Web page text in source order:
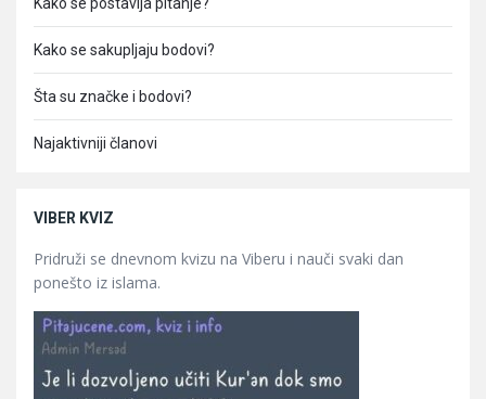
Kako se sakupljaju bodovi?
Šta su značke i bodovi?
Najaktivniji članovi
VIBER KVIZ
Pridruži se dnevnom kvizu na Viberu i nauči svaki dan
ponešto iz islama.